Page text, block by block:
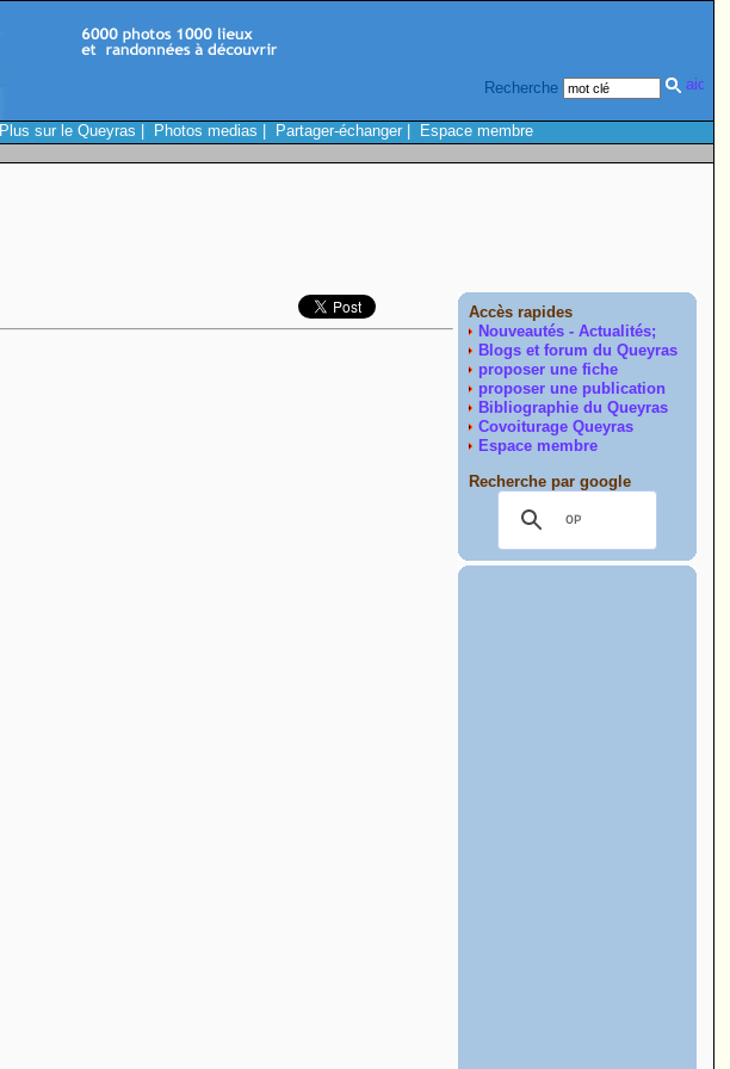
Recherche
Plus sur le Queyras Photos medias Partager-échanger|
Espace membre
Accès rapides
Nouveautés - Actualités;
Blogs et forum du Queyras
proposer une fiche
proposer une publication
Bibliographie du Queyras
Covoiturage Queyras
Espace membre
Recherche par google